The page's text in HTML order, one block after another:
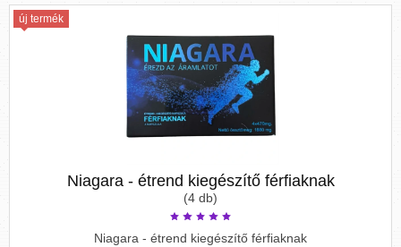
új termék
Niagara - étrend kiegészítő férfiaknak
(4 db)
Niagara - étrend kiegészítő férfiaknak